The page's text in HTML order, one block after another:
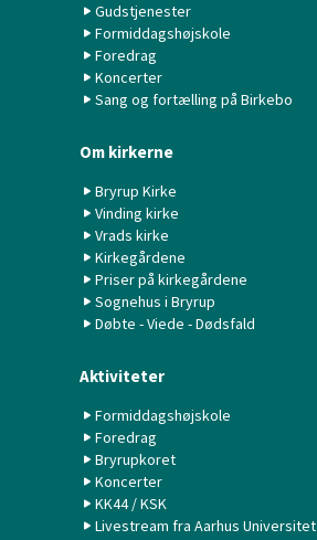
Gudstjenester
Formiddagshøjskole
Foredrag
Koncerter
Sang og fortælling på Birkebo
Om kirkerne
Bryrup Kirke
Vinding kirke
Vrads kirke
Kirkegårdene
Priser på kirkegårdene
Sognehus i Bryrup
Døbte - Viede - Dødsfald
Aktiviteter
Formiddagshøjskole
Foredrag
Bryrupkoret
Koncerter
KK44 / KSK
Livestream fra Aarhus Universitet